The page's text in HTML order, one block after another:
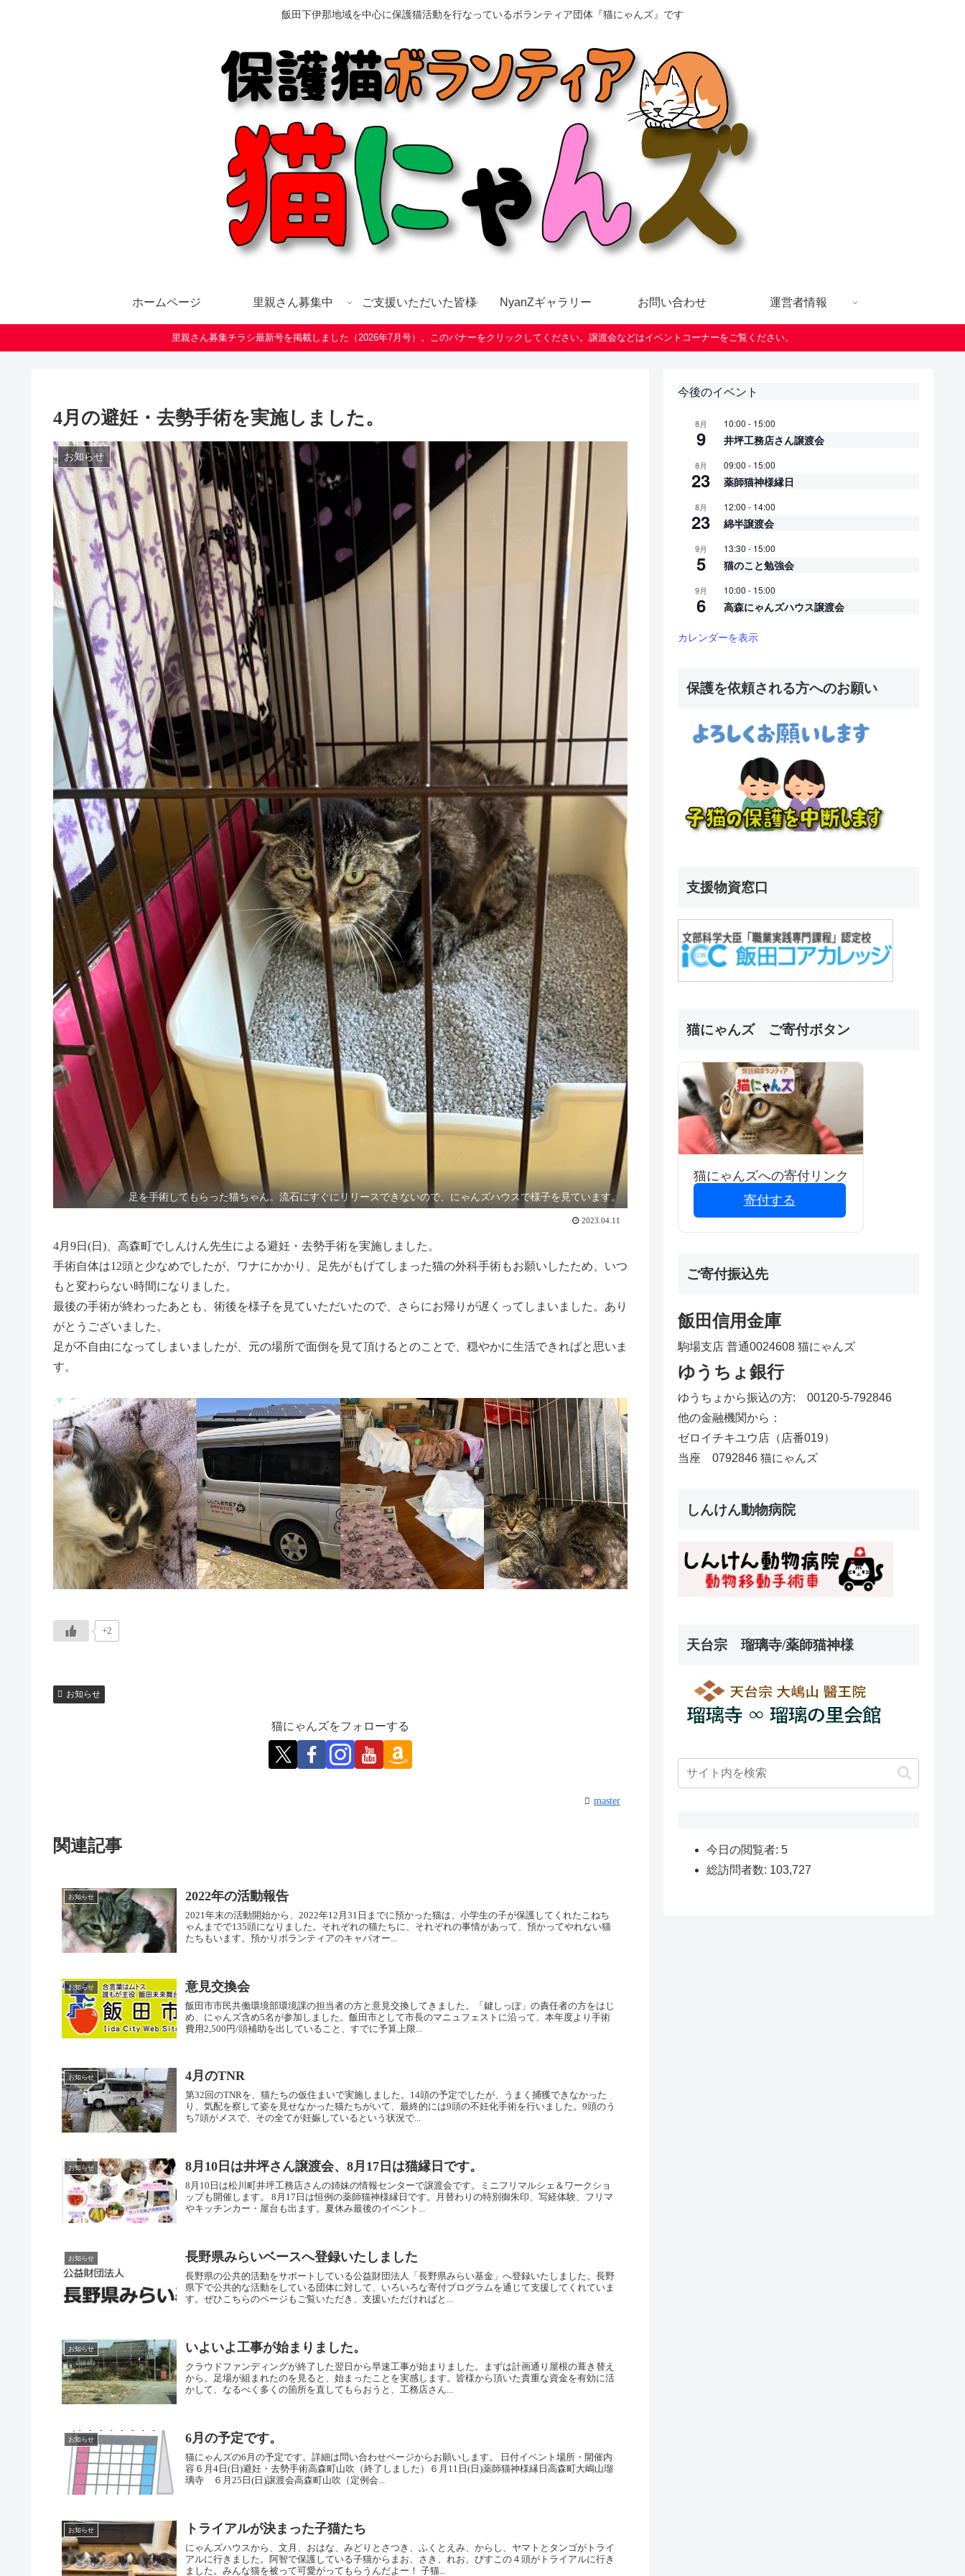
飯田下伊那地域を中心に保護猫活動を行なっているボランティア団体『猫にゃんズ』です
ホームページ 里親さん募集中 ご支援いただいた皆様 NyanZギャラリー お問い合わせ 運営者情報
里親さん募集チラシ最新号を掲載しました（2026年7月号）。このバナーをクリックしてください。譲渡会などはイベントコーナーをご覧ください。
4月の避妊・去勢手術を実施しました。
お知らせ
足を手術してもらった猫ちゃん。流石にすぐにリリースできないので、にゃんズハウスで様子を見ています。
2023.04.11
4月9日(日)、高森町でしんけん先生による避妊・去勢手術を実施しました。
手術自体は12頭と少なめでしたが、ワナにかかり、足先がもげてしまった猫の外科手術もお願いしたため、いつ
もと変わらない時間になりました。
最後の手術が終わったあとも、術後を様子を見ていただいたので、さらにお帰りが遅くってしまいました。あり
がとうございました。
足が不自由になってしまいましたが、元の場所で面倒を見て頂けるとのことで、穏やかに生活できればと思いま
す。
+2
お知らせ
猫にゃんズをフォローする
master
関連記事
お知らせ 2022年の活動報告
2021年末の活動開始から、2022年12月31日までに預かった猫は、小学生の子が保護してくれたこねち
ゃんまでで135頭になりました。それぞれの猫たちに、それぞれの事情があって、預かってやれない猫
たちもいます。預かりボランティアのキャパオー...
お知らせ 意見交換会
飯田市市民共働環境部環境課の担当者の方と意見交換してきました。「鍵しっぽ」の責任者の方をはじ
め、にゃんズ含め5名が参加しました。飯田市として市長のマニュフェストに沿って、本年度より手術
費用2,500円/頭補助を出していること、すでに予算上限...
お知らせ 4月のTNR
第32回のTNRを、猫たちの仮住まいで実施しました。14頭の予定でしたが、うまく捕獲できなかった
り、気配を察して姿を見せなかった猫たちがいて、最終的には9頭の不妊化手術を行いました。9頭のう
ち7頭がメスで、その全てが妊娠しているという状況で...
お知らせ 8月10日は井坪さん譲渡会、8月17日は猫縁日です。
8月10日は松川町井坪工務店さんの姉妹の情報センターで譲渡会です。ミニフリマルシェ＆ワークショ
ップも開催します。 8月17日は恒例の薬師猫神様縁日です。月替わりの特別御朱印、写経体験、フリマ
やキッチンカー・屋台も出ます。夏休み最後のイベント...
お知らせ 長野県みらいベースへ登録いたしました
長野県の公共的活動をサポートしている公益財団法人「長野県みらい基金」へ登録いたしました。長野
県下で公共的な活動をしている団体に対して、いろいろな寄付プログラムを通じて支援してくれていま
す。ぜひこちらのページもご覧いただき、支援いただければと...
お知らせ いよいよ工事が始まりました。
クラウドファンディングが終了した翌日から早速工事が始まりました。まずは計画通り屋根の葺き替え
から。足場が組まれたのを見ると、始まったことを実感します。皆様から頂いた貴重な資金を有効に活
かして、なるべく多くの箇所を直してもらおうと、工務店さん...
お知らせ 6月の予定です。
猫にゃんズの6月の予定です。詳細は問い合わせページからお願いします。 日付イベント場所・開催内
容６月4日(日)避妊・去勢手術高森町山吹（終了しました）６月11日(日)薬師猫神様縁日高森町大嶋山瑠
璃寺 ６月25日(日)譲渡会高森町山吹（定例会...
お知らせ トライアルが決まった子猫たち
にゃんズハウスから、文月、おはな、みどりとさつき、ふくとえみ、からし、ヤマトとタンゴがトライ
アルに行きました。阿智で保護している子猫からまお、さき、れお、びすこの４頭がトライアルに行き
ました。みんな猫を被って可愛がってもらうんだよー！ 子猫...
今後のイベント
8月
9
10:00 - 15:00
井坪工務店さん譲渡会
8月
23
09:00 - 15:00
薬師猫神様縁日
8月
23
12:00 - 14:00
綿半譲渡会
9月
5
13:30 - 15:00
猫のこと勉強会
9月
6
10:00 - 15:00
高森にゃんズハウス譲渡会
カレンダーを表示
保護を依頼される方へのお願い
支援物資窓口
猫にゃんズ ご寄付ボタン
猫にゃんズへの寄付リンク
寄付する
ご寄付振込先
飯田信用金庫
駒場支店 普通0024608 猫にゃんズ
ゆうちょ銀行
ゆうちょから振込の方: 00120-5-792846
他の金融機関から：
ゼロイチキユウ店（店番019）
当座 0792846 猫にゃんズ
しんけん動物病院
天台宗 瑠璃寺/薬師猫神様
今日の閲覧者: 5
総訪問者数: 103,727